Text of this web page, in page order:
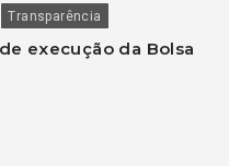
Transparência
execução da Bolsa